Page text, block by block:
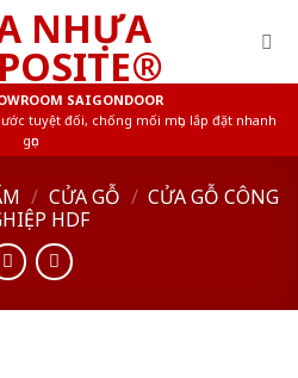
SAIGONDOOR
tuyệt đối, chống mối mọt, lắp đặt nhanh
gọn
/ CỬA GỖ / CỬA GỖ CÔNG
HDF